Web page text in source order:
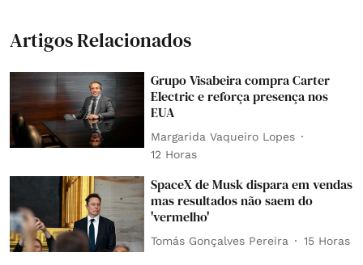
Artigos Relacionados
Grupo Visabeira compra Carter
Electric e reforça presença nos
EUA
Margarida Vaqueiro Lopes
12 Horas
SpaceX de Musk dispara em vendas
mas resultados não saem do
'vermelho'
Tomás Gonçalves Pereira 15 Horas